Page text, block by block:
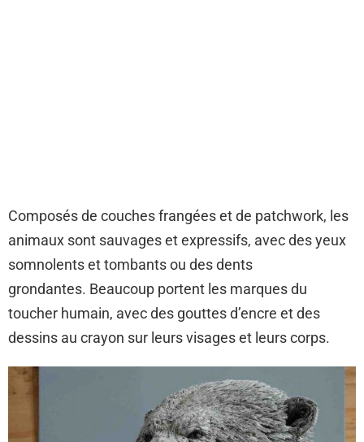
Composés de couches frangées et de patchwork, les
animaux sont sauvages et expressifs, avec des yeux
somnolents et tombants ou des dents
grondantes. Beaucoup portent les marques du
toucher humain, avec des gouttes d’encre et des
dessins au crayon sur leurs visages et leurs corps.